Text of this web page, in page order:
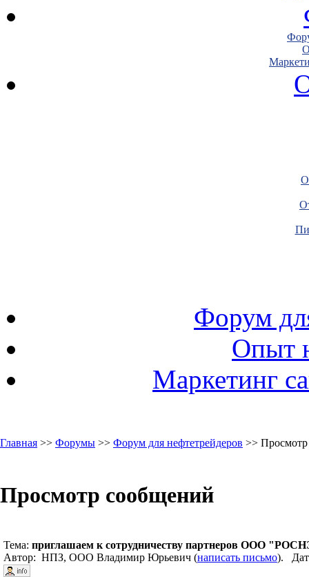
Форум
Опыт
Маркетинг
Главная >> Форумы >> Форум для нефтетрейдеров >>
Просмотр сообщений
Тема: приглашаем к сотрудничеству партнеров ООО
Автор: НПЗ, ООО Владимир Юрьевич (написать письмо).